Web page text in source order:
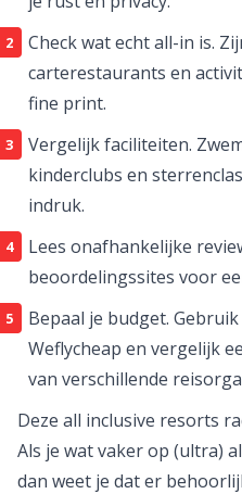
Check wat echt all-in is.
carte­restaurants en
fine print.
Vergelijk faciliteiten.
kinderclubs en
indruk.
Lees onafhankelijke
beoordelingssites voor
Bepaal je budget.
Weflycheap en vergelijk
van verschillende
Deze all inclusive resorts
Als je wat vaker op (ultra)
dan weet je dat er